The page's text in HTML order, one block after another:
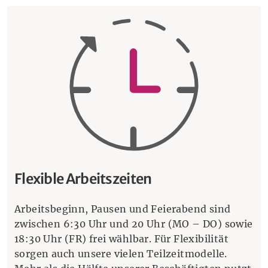
Flexible Arbeitszeiten
Arbeitsbeginn, Pausen und Feierabend sind
zwischen 6:30 Uhr und 20 Uhr (MO – DO) sowie
18:30 Uhr (FR) frei wählbar. Für Flexibilität
sorgen auch unsere vielen Teilzeitmodelle.